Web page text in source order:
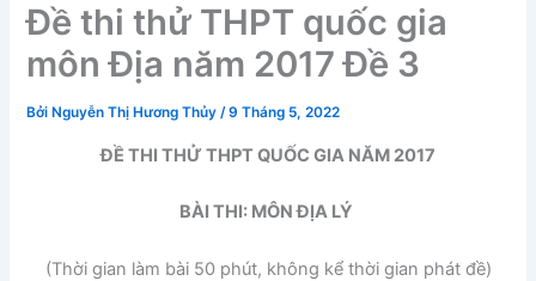
Đề thi thử THPT quốc gia
môn Địa năm 2017 Đề 3
Bởi Nguyễn Thị Hương Thủy/9 Tháng 5, 2022
ĐỀ THI THỬ THPT QUỐC GIA NĂM 2017
BÀI THI: MÔN ĐỊA LÝ
(Thời gian làm bài 50 phút, không kể thời gian phát đề)